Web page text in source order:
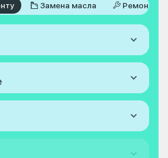
Замена масла Ремонт